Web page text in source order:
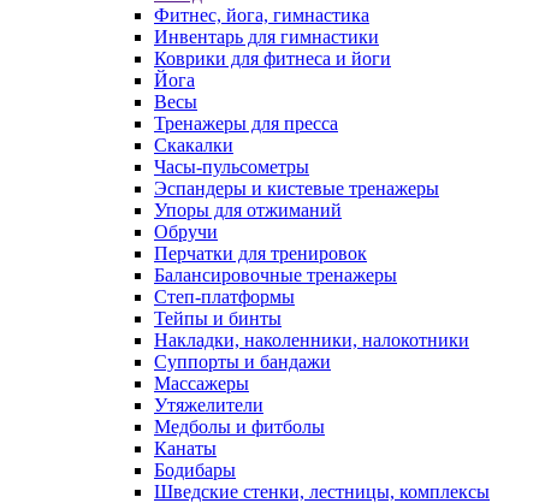
Фитнес, йога, гимнастика
Инвентарь для гимнастики
Коврики для фитнеса и йоги
Йога
Весы
Тренажеры для пресса
Скакалки
Часы-пульсометры
Эспандеры и кистевые тренажеры
Упоры для отжиманий
Обручи
Перчатки для тренировок
Балансировочные тренажеры
Степ-платформы
Тейпы и бинты
Накладки, наколенники, налокотники
Суппорты и бандажи
Массажеры
Утяжелители
Медболы и фитболы
Канаты
Бодибары
Шведские стенки, лестницы, комплексы